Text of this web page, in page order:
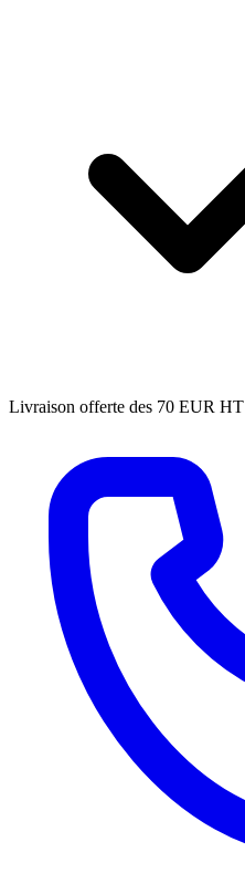
Livraison offerte des 70 EUR HT